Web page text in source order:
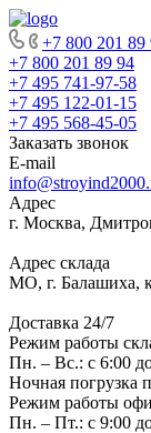
+7 800 201 89
+7 800 201 89 94
+7 495 741-97-58
+7 495 122-01-15
+7 495 568-45-05
Заказать звонок
E-mail
Адрес
г. Москва,
Адрес склада
МО, г. Балашиха,
Доставка 24/7
Режим работы
Пн. – Вс.: с 6:00
Ночная погрузка
Режим работы
Пн. – Пт.: с 9:00